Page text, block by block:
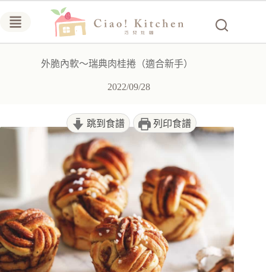
外脆內軟～瑞典肉桂捲（適合新手）
2022/09/28
跳到食譜 列印食譜